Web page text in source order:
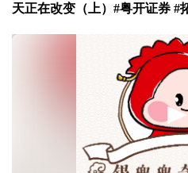
天正在改变（上）#粤开证券 #